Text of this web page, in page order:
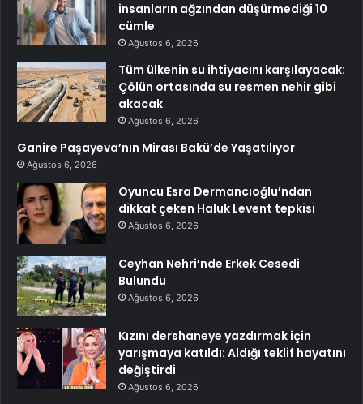
insanların ağzından düşürmediği 10
cümle
Ağustos 6, 2026
Tüm ülkenin su ihtiyacını karşılayacak:
Çölün ortasında su resmen nehir gibi
akacak
Ağustos 6, 2026
Ganire Paşayeva’nın Mirası Bakü’de Yaşatılıyor
Ağustos 6, 2026
Oyuncu Esra Dermancıoğlu’ndan
dikkat çeken Haluk Levent tepkisi
Ağustos 6, 2026
Ceyhan Nehri’nde Erkek Cesedi
Bulundu
Ağustos 6, 2026
Kızını dershaneye yazdırmak için
yarışmaya katıldı: Aldığı teklif hayatını
değiştirdi
Ağustos 6, 2026